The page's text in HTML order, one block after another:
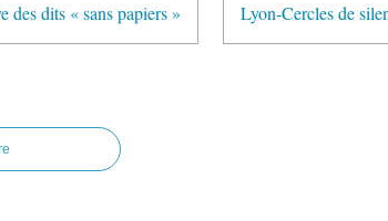
des dits « sans papiers » Lyon-Cercles de